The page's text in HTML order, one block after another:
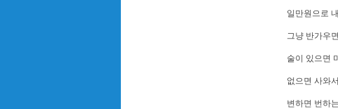
일만원으로
그냥 반가우
술이 있으면
없으면 사와
변하면 번하